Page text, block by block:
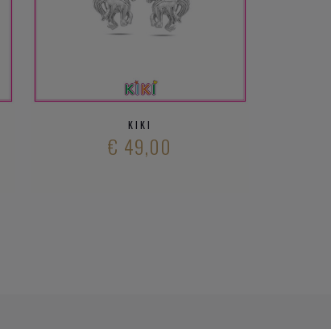
KIKI
€ 49,00